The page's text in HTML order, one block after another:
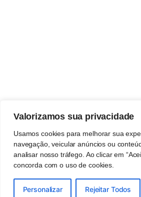
Valorizamos sua privacidade
Usamos cookies para melhorar sua
navegação, veicular anúncios ou
analisar nosso tráfego. Ao clicar em
concorda com o uso de cookies.
Personalizar Rejeitar Todos